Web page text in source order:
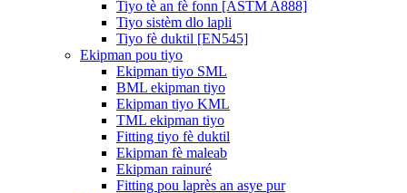
Tiyo tè an fè fonn [ASTM A888]
Tiyo sistèm dlo lapli
Tiyo fè duktil [EN545]
Ekipman pou tiyo
Ekipman tiyo SML
BML ekipman tiyo
Ekipman tiyo KML
TML ekipman tiyo
Fitting tiyo fè duktil
Ekipman fè maleab
Ekipman rainuré
Fitting pou laprès an asye pur